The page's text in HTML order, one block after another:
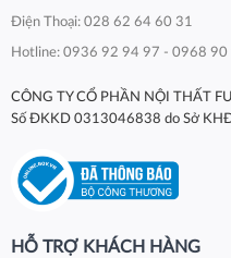
Điện Thoại: 028 62 64 60 31
Hotline: 0936 92 94 97 - 0968 90
CÔNG TY CỔ PHẦN NỘI THẤT
Số ĐKKD 0313046838 do Sở
HỖ TRỢ KHÁCH HÀNG